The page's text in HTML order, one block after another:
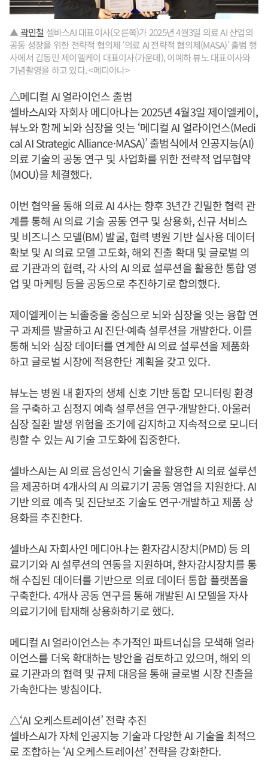
▲곽민철 셀바스AI 대표이사(오른쪽)가 2025년 4월3일 의료 AI 산업의
공동 성장을 위한 전략적 협의체 ‘의료 AI 전략적 협의체(MASA)’ 출범 행
사에서 김동민 제이엘케이 대표이사(가운데), 이예하 뷰노 대표이사와
기념촬영을 하고 있다. <메디아나>
△메디컬 AI 얼라이언스 출범
셀바스AI와 자회사 메디아나는 2025년 4월3일 제이엘케이,
뷰노와 함께 뇌와 심장을 잇는 ‘메디컬 AI 얼라이언스(Medi
cal AI Strategic Alliance·MASA)’ 출범식에서 인공지능(AI)
의료 기술의 공동 연구 및 사업화를 위한 전략적 업무협약
(MOU)을 체결했다.
이번 협약을 통해 의료 AI 4사는 향후 3년간 긴밀한 협력 관
계를 통해 AI 의료 기술 공동 연구 및 상용화, 신규 서비스
및 비즈니스 모델(BM) 발굴, 협력 병원 기반 실사용 데이터
확보 및 AI 의료 모델 고도화, 해외 진출 확대 및 글로벌 의
료 기관과의 협력, 각 사의 AI 의료 설루션을 활용한 통합 영
업 및 마케팅 등을 공동으로 추진하기로 합의했다.
제이엘케이는 뇌졸중을 중심으로 뇌와 심장을 잇는 융합 연
구 과제를 발굴하고 AI 진단·예측 설루션을 개발한다. 이를
통해 뇌와 심장 데이터를 연계한 AI 의료 설루션을 제품화
하고 글로벌 시장에 적용한단 계획을 갖고 있다.
뷰노는 병원 내 환자의 생체 신호 기반 통합 모니터링 환경
을 구축하고 심정지 예측 설루션을 연구·개발한다. 아울러
심장 질환 발생 위험을 조기에 감지하고 지속적으로 모니터
링할 수 있는 AI 기술 고도화에 집중한다.
셀바스AI는 AI 의료 음성인식 기술을 활용한 AI 의료 설루션
을 제공하며 4개사의 AI 의료기기 공동 영업을 지원한다. AI
기반 의료 예측 및 진단보조 기술도 연구·개발하고 제품 상
용화를 추진한다.
셀바스AI 자회사인 메디아나는 환자감시장치(PMD) 등 의
료기기와 AI 설루션의 연동을 지원하며, 환자감시장치를 통
해 수집된 데이터를 기반으로 의료 데이터 통합 플랫폼을
구축한다. 4개사 공동 연구를 통해 개발된 AI 모델을 자사
의료기기에 탑재해 상용화하기로 했다.
메디컬 AI 얼라이언스는 추가적인 파트너십을 모색해 얼라
이언스를 더욱 확대하는 방안을 검토하고 있으며, 해외 의
료 기관과의 협력 및 규제 대응을 통해 글로벌 시장 진출을
가속한다는 방침이다.
△‘AI 오케스트레이션’ 전략 추진
셀바스AI가 자체 인공지능 기술과 다양한 AI 기술을 최적으
로 조합하는 ‘AI 오케스트레이션’ 전략을 강화한다.